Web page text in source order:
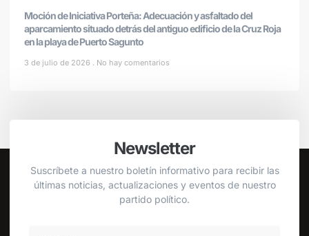
Moción de Iniciativa Porteña: Adecuación y asfaltado del
aparcamiento situado detrás del antiguo edificio de la Cruz Roja
en la playa de Puerto Sagunto
3 de julio de 2026 No hay comentarios
Newsletter
Suscríbete a nuestro boletín informativo para recibir las
últimas noticias, actualizaciones y eventos de nuestro
partido político.